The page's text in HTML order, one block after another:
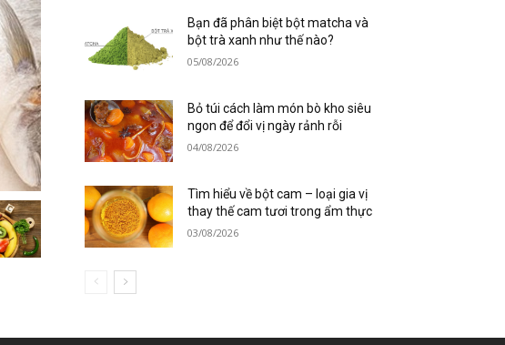
Bạn đã phân biệt bột matcha và
bột trà xanh như thế nào?
05/08/2026
Bỏ túi cách làm món bò kho siêu
ngon để đổi vị ngày rảnh rỗi
04/08/2026
Tìm hiểu về bột cam – loại gia vị
thay thế cam tươi trong ẩm thực
03/08/2026